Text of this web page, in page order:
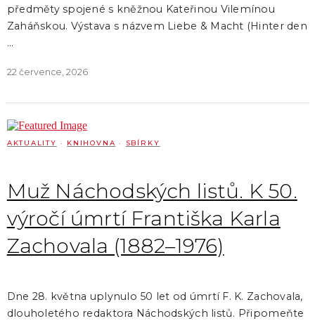
předměty spojené s kněžnou Kateřinou Vilemínou
Zaháňskou. Výstava s názvem Liebe & Macht (Hinter den
…
22 července, 2026
AKTUALITY · KNIHOVNA · SBÍRKY
Muž Náchodských listů. K 50.
výročí úmrtí Františka Karla
Zachovala (1882–1976)
Dne 28. května uplynulo 50 let od úmrtí F. K. Zachovala,
dlouholetého redaktora Náchodských listů. Připomeňte